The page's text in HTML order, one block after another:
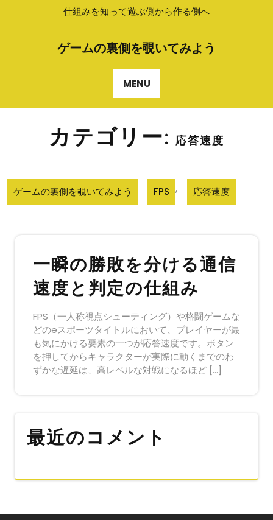
仕組みを知って遊ぶ側から作る側へ
ゲームの裏側を覗いてみよう
MENU
カテゴリー: 応答速度
ゲームの裏側を覗いてみよう FPS , 応答速度
一瞬の勝敗を分ける通信
速度と判定の仕組み
FPS（一人称視点シューティング）や格闘ゲームな
どのeスポーツタイトルにおいて、プレイヤーが最
も気にかける要素の一つが応答速度です。ボタン
を押してからキャラクターが実際に動くまでのわ
ずかな遅延は、高レベルな対戦になるほど […]
最近のコメント